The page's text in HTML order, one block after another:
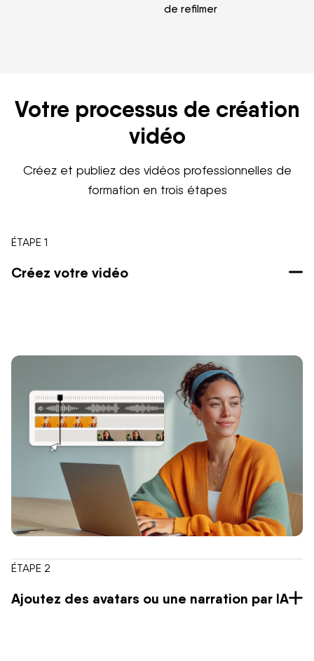
de refilmer
Votre processus de création
vidéo
Créez et publiez des vidéos professionnelles de
formation en trois étapes
ÉTAPE 1
Créez votre vidéo
ÉTAPE 2
Ajoutez des avatars ou une narration par IA